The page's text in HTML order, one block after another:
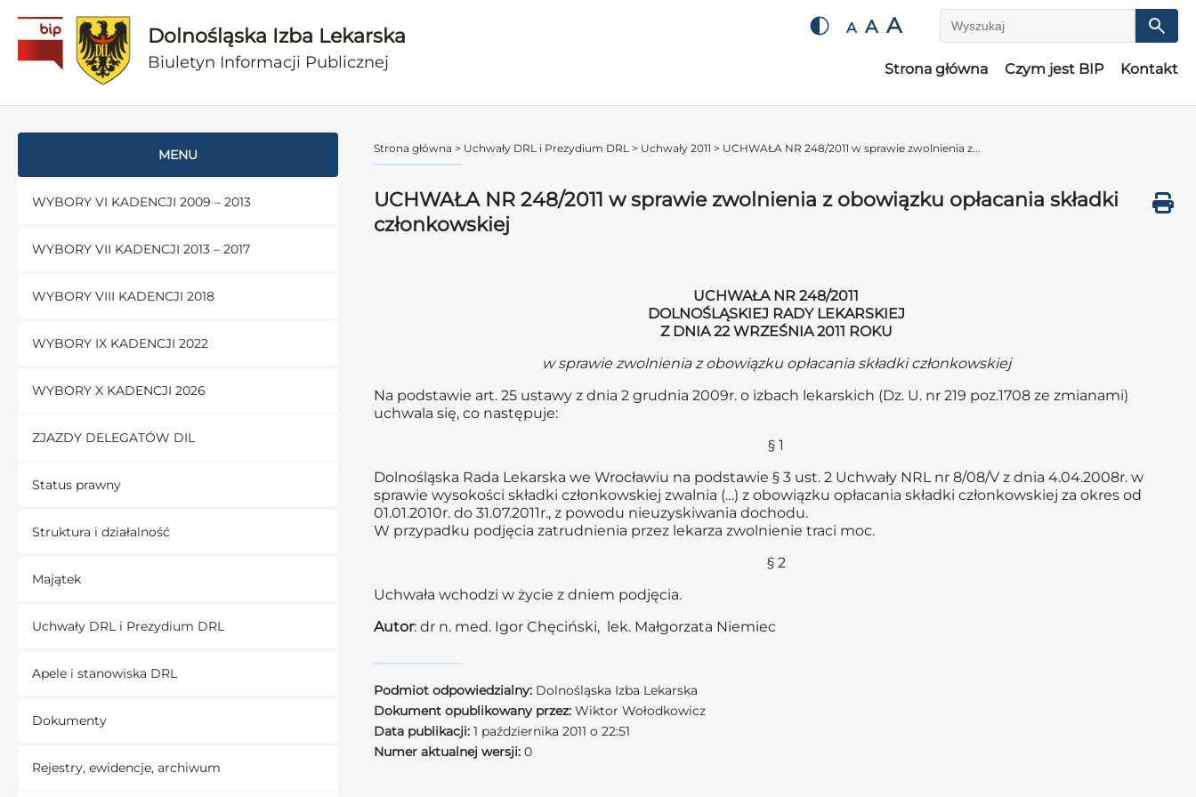
Dolnośląska Izba Lekarska
Biuletyn Informacji Publicznej
A A A Wyszukaj
Strona główna Czym jest BIP Kontakt
MENU
WYBORY VI KADENCJI 2009 – 2013
WYBORY VII KADENCJI 2013 – 2017
WYBORY VIII KADENCJI 2018
WYBORY IX KADENCJI 2022
WYBORY X KADENCJI 2026
ZJAZDY DELEGATÓW DIL
Status prawny
Struktura i działalność
Majątek
Uchwały DRL i Prezydium DRL
Apele i stanowiska DRL
Dokumenty
Rejestry, ewidencje, archiwum
Strona główna > Uchwały DRL i Prezydium DRL > Uchwały 2011 > UCHWAŁA NR 248/2011 w sprawie zwolnienia z...
UCHWAŁA NR 248/2011 w sprawie zwolnienia z obowiązku opłacania składki
członkowskiej
UCHWAŁA NR 248/2011
DOLNOŚLĄSKIEJ RADY LEKARSKIEJ
Z DNIA 22 WRZEŚNIA 2011 ROKU
w sprawie zwolnienia z obowiązku opłacania składki członkowskiej
Na podstawie art. 25 ustawy z dnia 2 grudnia 2009r. o izbach lekarskich (Dz. U. nr 219 poz.1708 ze zmianami)
uchwala się, co następuje:
§ 1
Dolnośląska Rada Lekarska we Wrocławiu na podstawie § 3 ust. 2 Uchwały NRL nr 8/08/V z dnia 4.04.2008r. w
sprawie wysokości składki członkowskiej zwalnia (…) z obowiązku opłacania składki członkowskiej za okres od
01.01.2010r. do 31.07.2011r., z powodu nieuzyskiwania dochodu.
W przypadku podjęcia zatrudnienia przez lekarza zwolnienie traci moc.
§ 2
Uchwała wchodzi w życie z dniem podjęcia.
Autor: dr n. med. Igor Chęciński, lek. Małgorzata Niemiec
Podmiot odpowiedzialny: Dolnośląska Izba Lekarska
Dokument opublikowany przez: Wiktor Wołodkowicz
Data publikacji: 1 października 2011 o 22:51
Numer aktualnej wersji: 0